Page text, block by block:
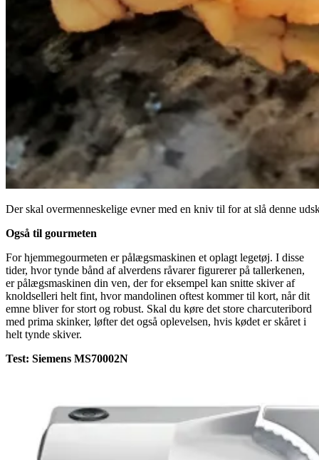
Der skal overmenneskelige evner med en kniv til for at slå denne
Også til gourmeten
For hjemmegourmeten er pålægsmaskinen et oplagt legetøj. I disse
tider, hvor tynde bånd af alverdens råvarer figurerer på tallerkenen,
er pålægsmaskinen din ven, der for eksempel kan snitte skiver af
knoldselleri helt fint, hvor mandolinen oftest kommer til kort, når dit
emne bliver for stort og robust. Skal du køre det store charcuteribord
med prima skinker, løfter det også oplevelsen, hvis kødet er skåret i
helt tynde skiver.
Test: Siemens MS70002N